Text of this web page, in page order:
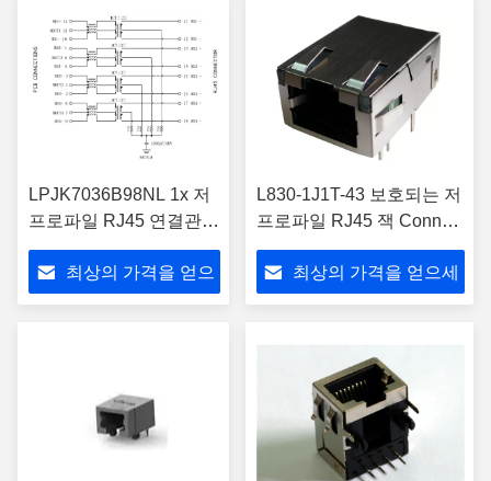
LPJK7036B98NL 1x 저
프로파일 RJ45 연결관
10/100Base-TX 이더네
트
최상의 가격을 얻으
L830-1J1T-43 보호되는 저
프로파일 RJ45 잭 Conn
Magjack 1Port 1000년 기
초 T
최상의 가격을 얻으세